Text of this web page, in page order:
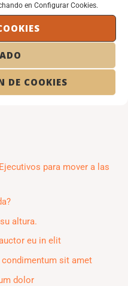
en Configurar Cookies.
DE COOKIES
Next→
para mover a las
altura.
eu in elit
sit amet
dolor